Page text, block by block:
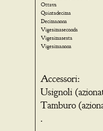
Ottava
Quintadecima
Decimanona
Vigesimaseconda
Vigesimasesta
Vigesimanona
Accessori:
Usignoli
Tamburo
.